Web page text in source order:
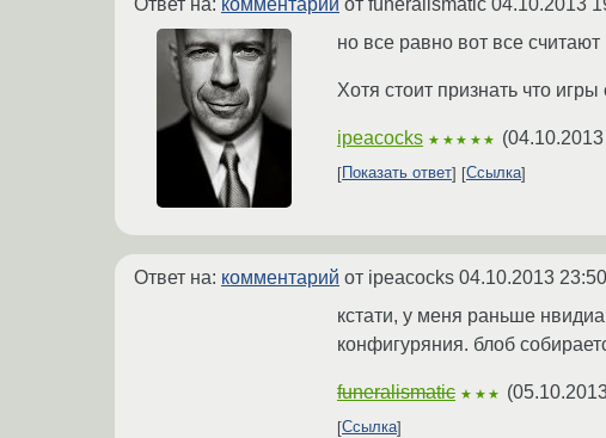
но все равно вот все
Хотя стоит признать что игры
ipeacocks ★★★★★ (
Показать ответ
Ссылка
Ответ на: комментарий от ipeacocks 04.10.2013
кстати, у меня раньше
конфигуряния. блоб
funeralismatic ★★★ (
Ссылка